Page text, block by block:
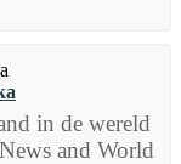
in de wereld
and World